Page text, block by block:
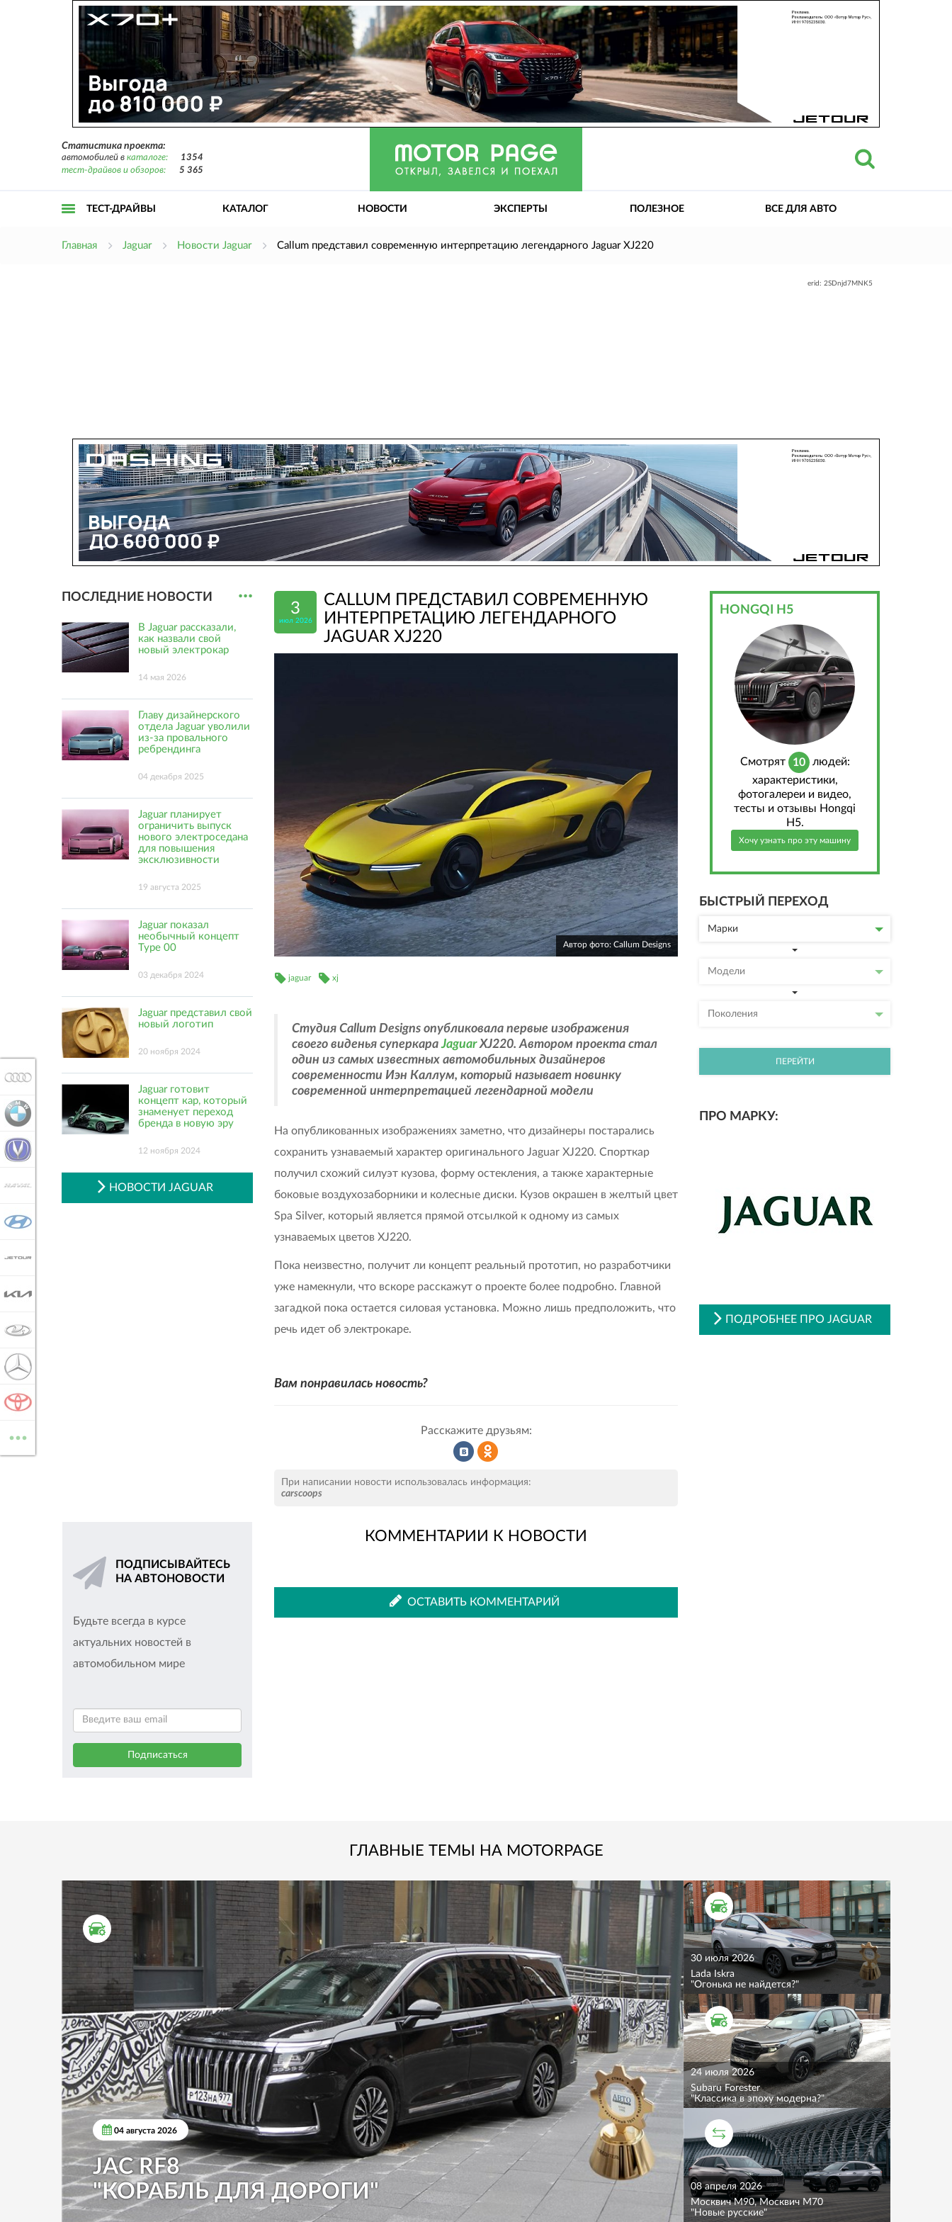
Статистика проекта:
автомобилей в каталоге:
1354
тест-драйвов и обзоров:
5 365
ТЕСТ-ДРАЙВЫ КАТАЛОГ НОВОСТИ ЭКСПЕРТЫ ПОЛЕЗНОЕ ВСЕ ДЛЯ АВТО
Главная Jaguar Новости Jaguar Callum представил современную интерпретацию легендарного Jaguar XJ220
erid: 2SDnjd7MNK5
3
июл 2026
CALLUM ПРЕДСТАВИЛ СОВРЕМЕННУЮ
ИНТЕРПРЕТАЦИЮ ЛЕГЕНДАРНОГО
JAGUAR XJ220
Автор фото: Callum Designs
jaguar xj
Студия Callum Designs опубликовала первые изображения
своего виденья суперкара JaguarXJ220. Автором проекта стал
один из самых известных автомобильных дизайнеров
современности Иэн Каллум, который называет новинку
современной интерпретацией легендарной модели
На опубликованных изображениях заметно, что дизайнеры постарались
сохранить узнаваемый характер оригинального Jaguar XJ220. Спорткар
получил схожий силуэт кузова, форму остекления, а также характерные
боковые воздухозаборники и колесные диски. Кузов окрашен в желтый цвет
Spa Silver, который является прямой отсылкой к одному из самых
узнаваемых цветов XJ220.
Пока неизвестно, получит ли концепт реальный прототип, но разработчики
уже намекнули, что вскоре расскажут о проекте более подробно. Главной
загадкой пока остается силовая установка. Можно лишь предположить, что
речь идет об электрокаре.
Вам понравилась новость?
Расскажите друзьям:
во
ВКонтакте
Одноклассниках
При написании новости использовалась информация:
carscoops
КОММЕНТАРИИ К НОВОСТИ
ОСТАВИТЬ КОММЕНТАРИЙ
ПОСЛЕДНИЕ НОВОСТИ ...
В Jaguar рассказали,
как назвали свой
новый электрокар
14 мая 2026
Главу дизайнерского
отдела Jaguar уволили
из-за провального
ребрендинга
04 декабря 2025
Jaguar планирует
ограничить выпуск
нового электроседана
для повышения
эксклюзивности
19 августа 2025
Jaguar показал
необычный концепт
Type 00
03 декабря 2024
Jaguar представил свой
новый логотип
20 ноября 2024
Jaguar готовит
концепт кар, который
знаменует переход
бренда в новую эру
12 ноября 2024
НОВОСТИ JAGUAR
ПОДПИСЫВАЙТЕСЬ
НА АВТОНОВОСТИ
Будьте всегда в курсе
актуальних новостей в
автомобильном мире
HONGQI H5
Cмотрят 10 людей:
характеристики,
фотогалереи и видео,
тесты и отзывы Hongqi
H5.
Хочу узнать про эту машину
БЫСТРЫЙ ПЕРЕХОД
Марки
Модели
Поколения
ПЕРЕЙТИ
ПРО МАРКУ:
ПОДРОБНЕЕ ПРО JAGUAR
ГЛАВНЫЕ ТЕМЫ НА MOTORPAGE
ТЕСТ ДРАЙВ
04 августа 2026
JAC RF8
"КОРАБЛЬ ДЛЯ ДОРОГИ"
ТЕСТ ДРАЙВ
30 июля 2026
Lada Iskra
"Огонька не найдется?"
ТЕСТ ДРАЙВ
24 июля 2026
Subaru Forester
"Классика в эпоху модерна?"
СРАВНИТЕЛЬНЫЙ ТЕСТ
08 апреля 2026
Москвич M90, Москвич M70
"Новые русские"
...